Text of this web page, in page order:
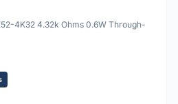
4K32 4.32k Ohms 0.6W Through-